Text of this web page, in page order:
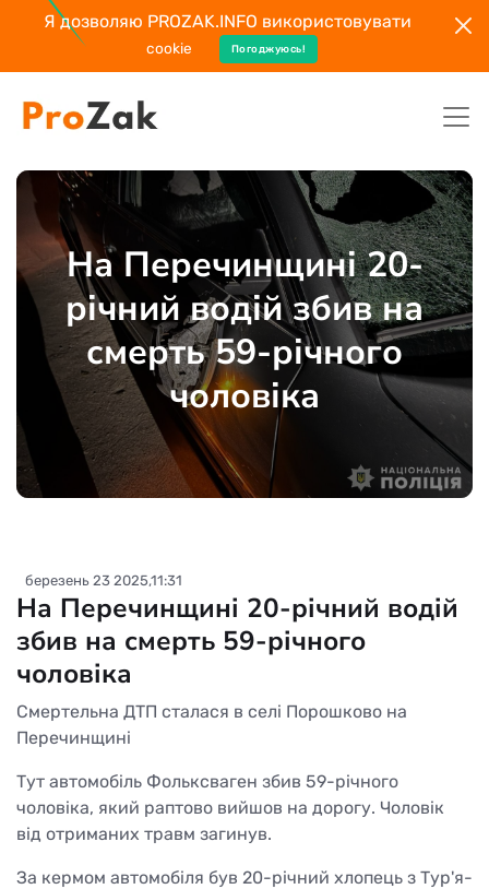
Я дозволяю PROZAK.INFO використовувати
cookie Погоджуюсь!
На Перечинщині 20-
річний водій збив на
смерть 59-річного
чоловіка
березень 23 2025,11:31
На Перечинщині 20-річний водій
збив на смерть 59-річного
чоловіка
Смертельна ДТП сталася в селі Порошково на
Перечинщині
Тут автомобіль Фольксваген збив 59-річного
чоловіка, який раптово вийшов на дорогу. Чоловік
від отриманих травм загинув.
За кермом автомобіля був 20-річний хлопець з Тур'я-